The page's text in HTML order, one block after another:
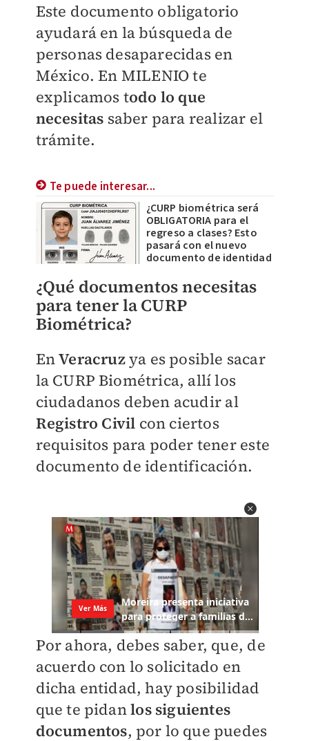
Este documento obligatorio
ayudará en la búsqueda de
personas desaparecidas en
México. En MILENIOte
explicamos todo lo que
necesitas saber para realizar el
trámite.
Te puede interesar...
¿CURP biométrica será
OBLIGATORIA para el
regreso a clases? Esto
pasará con el nuevo
documento de identidad
¿Qué documentos necesitas
para tener la CURP
Biométrica?
EnVeracruzya es posible sacar
la CURP Biométrica, allí los
ciudadanos deben acudir al
Registro Civil con ciertos
requisitos para poder tener este
documento de identificación.
Por ahora, debes saber, que, de
acuerdo con lo solicitado en
dicha entidad, hay posibilidad
que te pidanlos siguientes
documentos, por lo que puedes